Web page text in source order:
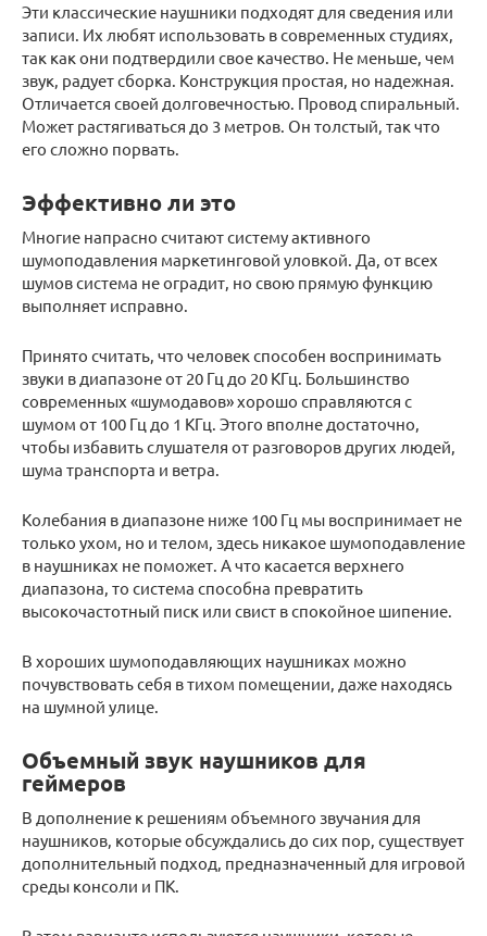
Эти классические наушники подходят для сведения или
записи. Их любят использовать в современных студиях,
так как они подтвердили свое качество. Не меньше, чем
звук, радует сборка. Конструкция простая, но надежная.
Отличается своей долговечностью. Провод спиральный.
Может растягиваться до 3 метров. Он толстый, так что
его сложно порвать.
Эффективно ли это
Многие напрасно считают систему активного
шумоподавления маркетинговой уловкой. Да, от всех
шумов система не оградит, но свою прямую функцию
выполняет исправно.
Принято считать, что человек способен воспринимать
звуки в диапазоне от 20 Гц до 20 КГц. Большинство
современных «шумодавов» хорошо справляются с
шумом от 100 Гц до 1 КГц. Этого вполне достаточно,
чтобы избавить слушателя от разговоров других людей,
шума транспорта и ветра.
Колебания в диапазоне ниже 100 Гц мы воспринимает не
только ухом, но и телом, здесь никакое шумоподавление
в наушниках не поможет. А что касается верхнего
диапазона, то система способна превратить
высокочастотный писк или свист в спокойное шипение.
В хороших шумоподавляющих наушниках можно
почувствовать себя в тихом помещении, даже находясь
на шумной улице.
Объемный звук наушников для
геймеров
В дополнение к решениям объемного звучания для
наушников, которые обсуждались до сих пор, существует
дополнительный подход, предназначенный для игровой
среды консоли и ПК.